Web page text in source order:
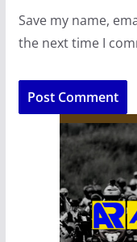
Save my name,
the next time I